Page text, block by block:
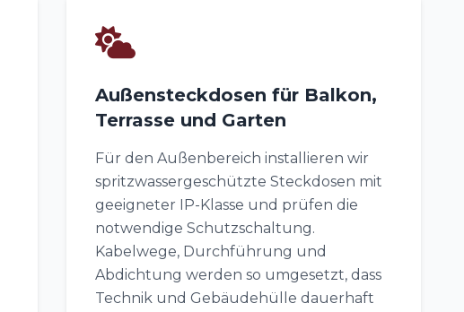
Außensteckdosen für Balkon,
Terrasse und Garten
Für den Außenbereich installieren wir
spritzwassergeschützte Steckdosen mit
geeigneter IP-Klasse und prüfen die
notwendige Schutzschaltung.
Kabelwege, Durchführung und
Abdichtung werden so umgesetzt, dass
Technik und Gebäudehülle dauerhaft